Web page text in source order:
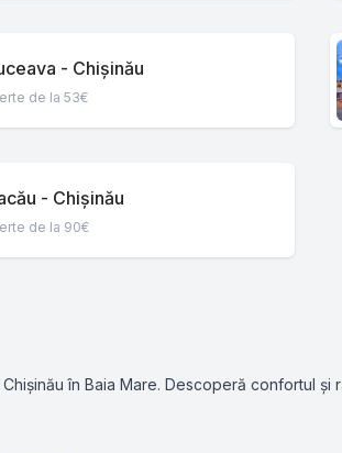
- Chișinău
de la 53€
- Chișinău
de la 90€
în Baia Mare. Descoperă confortul